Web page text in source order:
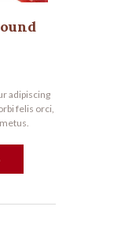
adipiscing
felis orci,